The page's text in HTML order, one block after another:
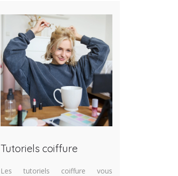
Tutoriels coiffure
Les tutoriels coiffure vous